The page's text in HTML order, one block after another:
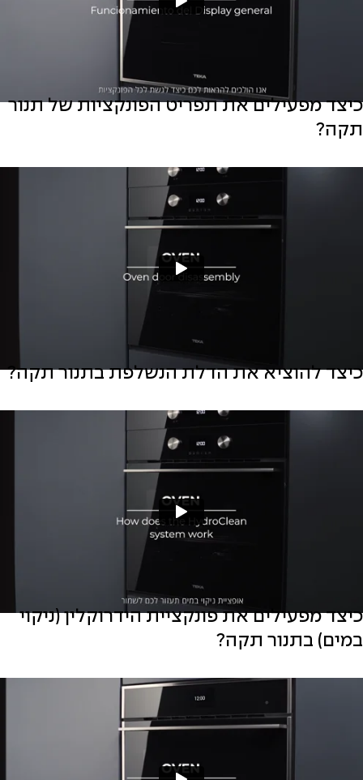
כיצד מפעילים את תפריט הפונקציות של תנור
תקה?
כיצד להוציא את הדלת הנשלפת בתנור תקה?
כיצד מפעילים את פונקציית הידרוקלין (ניקוי
במים) בתנור תקה?